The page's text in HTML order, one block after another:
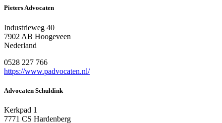
Pieters Advocaten
Industrieweg 40
7902 AB Hoogeveen
Nederland
0528 227 766
https://www.padvocaten.nl/
Advocaten Schuldink
Kerkpad 1
7771 CS Hardenberg